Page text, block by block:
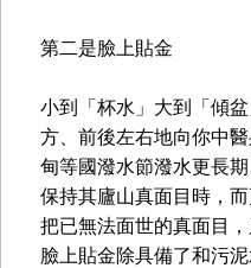
第二是臉上貼金
小到「杯水」大到「傾
方、前後左右地向你中
甸等國潑水節潑水更長
保持其廬山真面目時，
把已無法面世的真面目
臉上貼金除具備了和污